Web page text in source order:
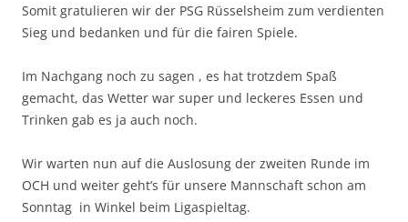
Somit gratulieren wir der PSG Rüsselsheim zum verdienten
Sieg und bedanken und für die fairen Spiele.
Im Nachgang noch zu sagen , es hat trotzdem Spaß
gemacht, das Wetter war super und leckeres Essen und
Trinken gab es ja auch noch.
Wir warten nun auf die Auslosung der zweiten Runde im
OCH und weiter geht’s für unsere Mannschaft schon am
Sonntag in Winkel beim Ligaspieltag.